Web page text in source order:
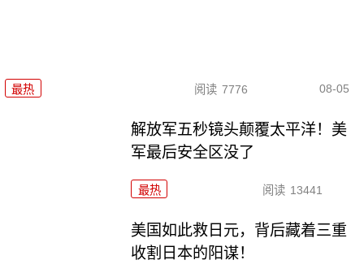
最热 阅读 7776 08-05
解放军五秒镜头颠覆太平洋！美
军最后安全区没了
最热 阅读 13441
美国如此救日元，背后藏着三重
收割日本的阳谋！